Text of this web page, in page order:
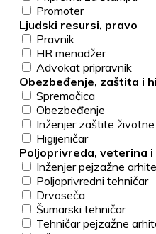
Promoter
Ljudski resursi, pravo
Pravnik
HR menadžer
Advokat pripravnik
Obezbeđenje, zaštita i
Spremačica
Obezbeđenje
Inženjer zaštite
Higijeničar
Poljoprivreda, veterina i
Inženjer pejzažne
Poljoprivredni tehničar
Drvoseča
Šumarski tehničar
Tehničar pejzažne